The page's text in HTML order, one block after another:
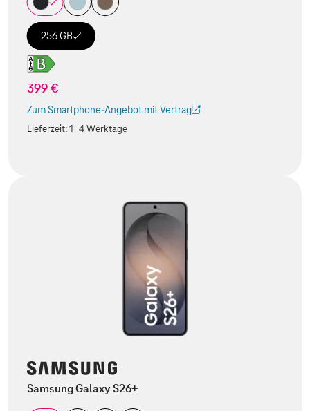
256 GB
399 €
Zum Smartphone-Angebot mit Vertrag
(Der Link wird in einem neuen Tab geöffnet)
Lieferzeit:1-4 Werktage
Samsung Galaxy S26+